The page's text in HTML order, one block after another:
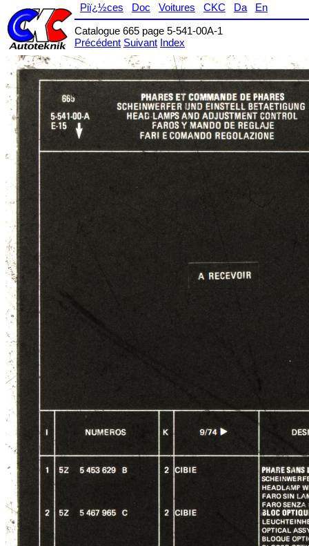
Piï¿½ces Doc Voitures CKC Da
En
Catalogue 665 page 5-541-00A-1
Précédent Suivant Index